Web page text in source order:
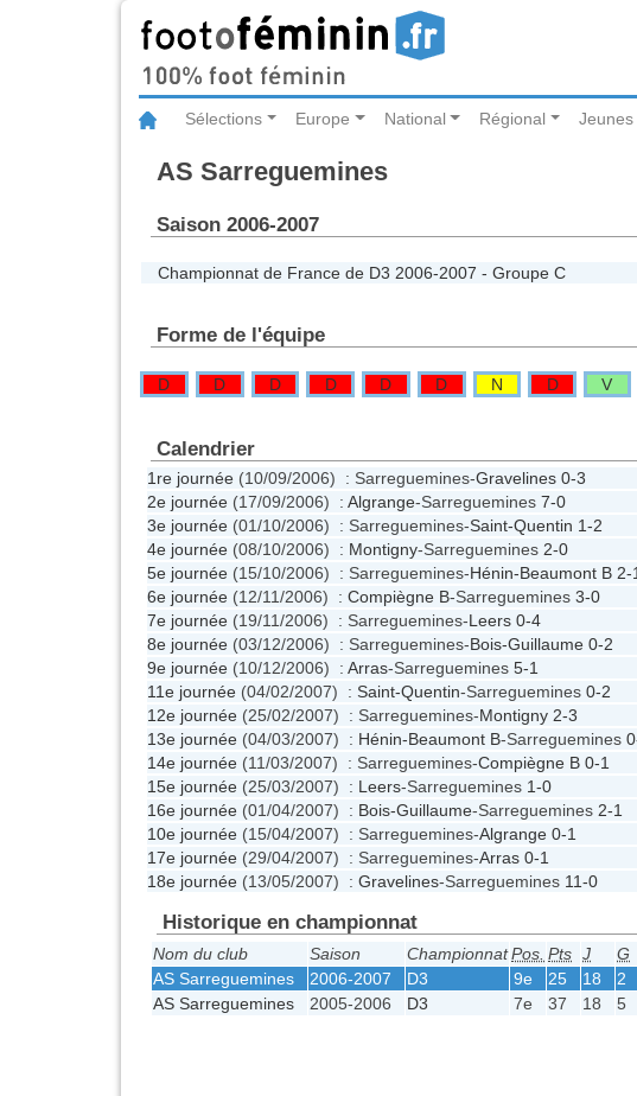
Sélections Europe National Régional Jeunes
AS Sarreguemines
Saison 2006-2007
Championnat de France de D3 2006-2007 - Groupe C
Forme de l'équipe
D D D D D D N D V
Calendrier
1re journée (10/09/2006) : Sarreguemines-Gravelines 0-3
2e journée (17/09/2006) : Algrange-Sarreguemines 7-0
3e journée (01/10/2006) : Sarreguemines-Saint-Quentin 1-2
4e journée (08/10/2006) : Montigny-Sarreguemines 2-0
5e journée (15/10/2006) : Sarreguemines-Hénin-Beaumont B 2-1
6e journée (12/11/2006) : Compiègne B-Sarreguemines 3-0
7e journée (19/11/2006) : Sarreguemines-Leers 0-4
8e journée (03/12/2006) : Sarreguemines-Bois-Guillaume 0-2
9e journée (10/12/2006) : Arras-Sarreguemines 5-1
11e journée (04/02/2007) : Saint-Quentin-Sarreguemines 0-2
12e journée (25/02/2007) : Sarreguemines-Montigny 2-3
13e journée (04/03/2007) : Hénin-Beaumont B-Sarreguemines
14e journée (11/03/2007) : Sarreguemines-Compiègne B 0-1
15e journée (25/03/2007) : Leers-Sarreguemines 1-0
16e journée (01/04/2007) : Bois-Guillaume-Sarreguemines 2-1
10e journée (15/04/2007) : Sarreguemines-Algrange 0-1
17e journée (29/04/2007) : Sarreguemines-Arras 0-1
18e journée (13/05/2007) : Gravelines-Sarreguemines 11-0
Historique en championnat
Nom du club Saison ChampionnatPos. Pts J G
AS Sarreguemines
2006-2007 D3 9e 25 18 2
AS Sarreguemines
2005-2006 D3 7e 37 18 5